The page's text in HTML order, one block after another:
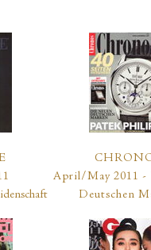
April/May 2011 -
Deutschen